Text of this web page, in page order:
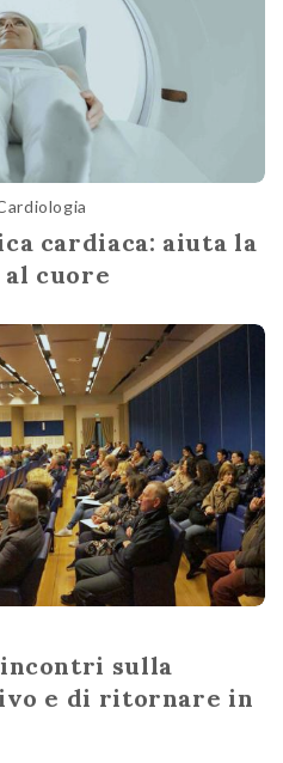
cardiaca: aiuta la
cuore
sulla
e di ritornare in